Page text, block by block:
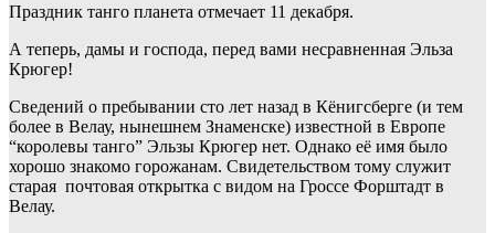
Праздник танго планета отмечает 11 декабря.
А теперь, дамы и господа, перед вами несравненная Эльза
Крюгер!
Сведений о пребывании сто лет назад в Кёнигсберге (и тем
более в Велау, нынешнем Знаменске) известной в Европе
“королевы танго” Эльзы Крюгер нет. Однако её имя было
хорошо знакомо горожанам. Свидетельством тому служит
старая почтовая открытка с видом на Гроссе Форштадт в
Велау.